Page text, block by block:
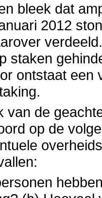
bleek dat
2012
staken
ontstaat een
van de
op de